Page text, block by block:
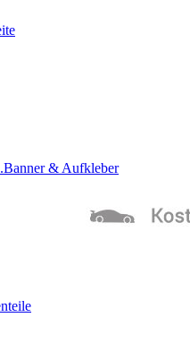
Banner & Aufkleber